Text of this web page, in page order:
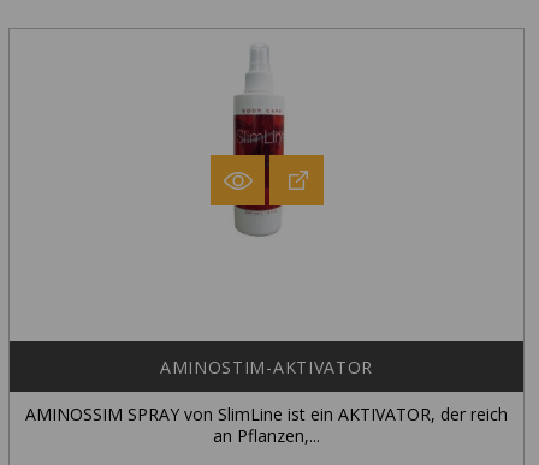
AMINOSTIM-AKTIVATOR
AMINOSSIM SPRAY von SlimLine ist ein AKTIVATOR, der reich
an Pflanzen,...